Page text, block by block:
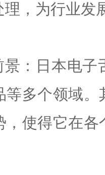
，为行业发
景：日本电子
等多个领域
，使得它在